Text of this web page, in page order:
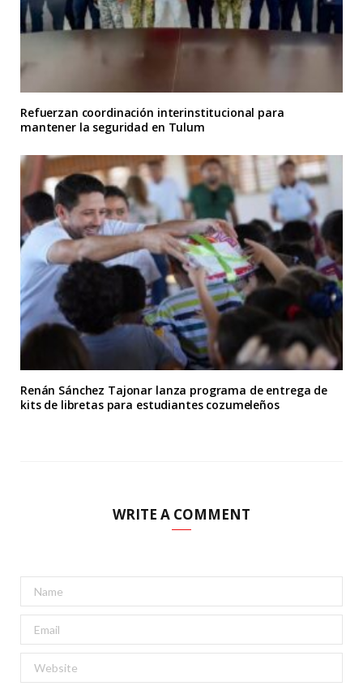
Refuerzan coordinación interinstitucional para
mantener la seguridad en Tulum
Renán Sánchez Tajonar lanza programa de entrega de
kits de libretas para estudiantes cozumeleños
WRITE A COMMENT